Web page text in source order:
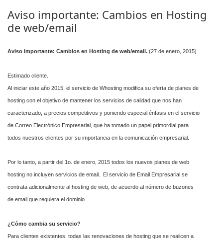
Aviso importante: Cambios en Hosting
de web/email
Aviso importante: Cambios en Hosting de web/email. (27 de enero, 2015)
Estimado cliente.
Al iniciar este año 2015, el servicio de Whosting modifica su oferta de planes de
hosting con el objetivo de mantener los servicios de calidad que nos han
caracterizado, a precios competitivos y poniendo especial énfasis en el servicio
de Correo Electrónico Empresarial, que ha tomado un papel primordial para
todos nuestros clientes por su importancia en la comunicación empresarial.
Por lo tanto, a partir del 1o. de enero, 2015 todos los nuevos planes de web
hosting no incluyen servicios de email. El servicio de Email Empresarial se
contrata adicionalmente al hosting de web, de acuerdo al número de buzones
de email que requiera el dominio.
¿Cómo cambia su servicio?
Para clientes existentes, todas las renovaciones de hosting que se realicen a